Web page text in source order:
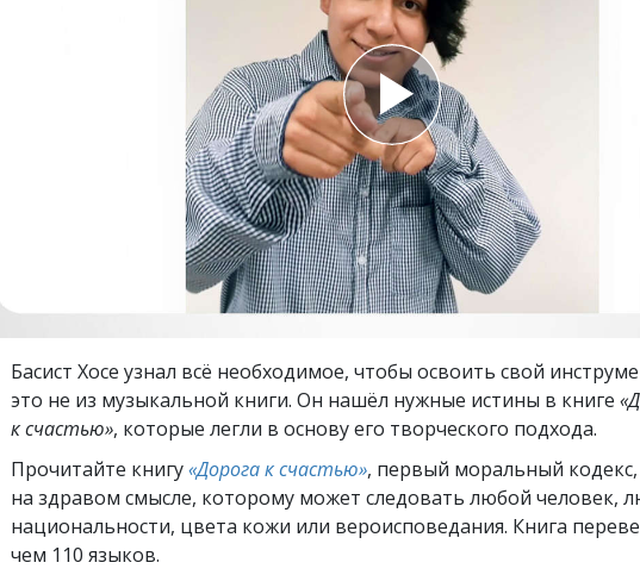
Басист Хосе узнал всё необходимое, чтобы освоить свой
это не из музыкальной книги. Он нашёл нужные истины в книге
к счастью», которые легли в основу его творческого подхода.
Прочитайте книгу«Дорога к счастью», первый моральный
на здравом смысле, которому может следовать любой человек,
национальности, цвета кожи или вероисповедания. Книга
чем 110 языков.